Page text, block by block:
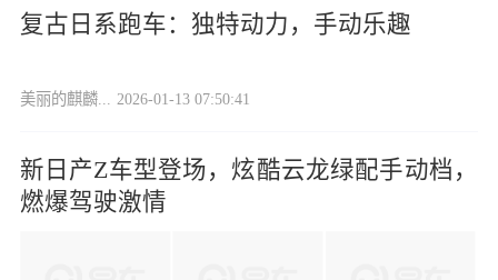
复古日系跑车：独特动力，手动乐趣
美丽的麒麟... 2026-01-13 07:50:41
新日产Z车型登场，炫酷云龙绿配手动档，
燃爆驾驶激情